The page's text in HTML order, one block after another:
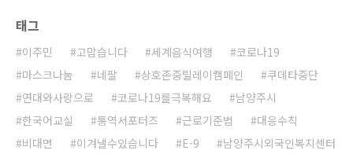
태그
이주민 고맙습니다 세계음식여행
코로나19
마스크나눔
네팔 상호존중릴레이캠페인
쿠데타중단
연대와사랑으로
코로나19를극복해요
남양주시
한국어교실
통역서포터즈 근로기준법
대응수칙
비대면
이겨낼수있습니다 E-9
남양주시외국인복지센터